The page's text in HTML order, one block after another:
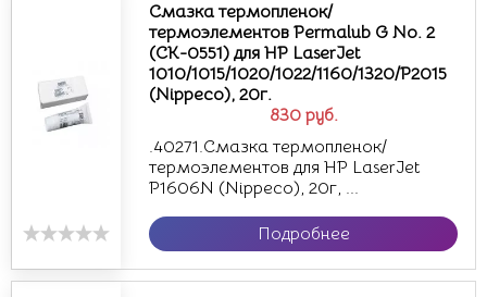
830 руб.
Смазка термопленок/
термоэлементов Permalub G No. 2
(CK-0551) для HP LaserJet
1010/1015/1020/1022/1160/1320/P2015
(Nippeco), 20г.
.40271.Смазка термопленок/
термоэлементов для HP LaserJet
P1606N (Nippeco), 20г, ...
Подробнее